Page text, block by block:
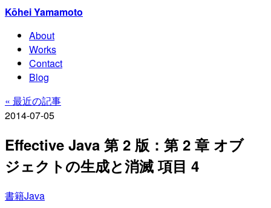
Kōhei Yamamoto
About
Works
Contact
Blog
« 最近の記事
2014-07-05
Effective Java 第 2 版：第 2 章 オブ
ジェクトの生成と消滅 項目 4
書籍Java